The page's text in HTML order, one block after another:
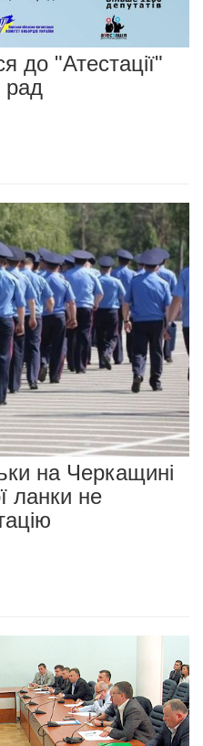
до "Атестації"
рад
на Черкащині
ланки не